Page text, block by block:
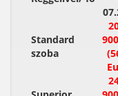
Standard
szoba